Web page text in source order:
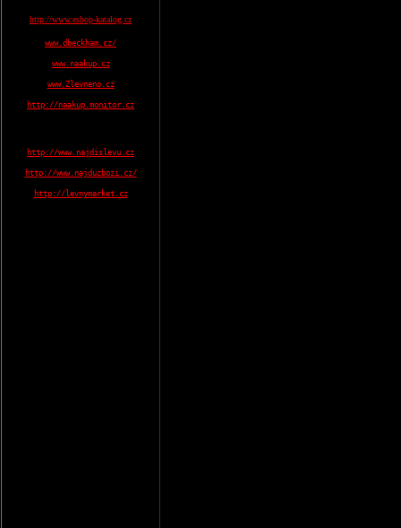
http://www.eshop-katalog.cz
www.dbeckham.cz/
www.naakup.cz
www.Zlevneno.cz
http://naakup.monitor.cz
http://www.najdislevu.cz
http://www.najduzbozi.cz/
http://levnymarket.cz